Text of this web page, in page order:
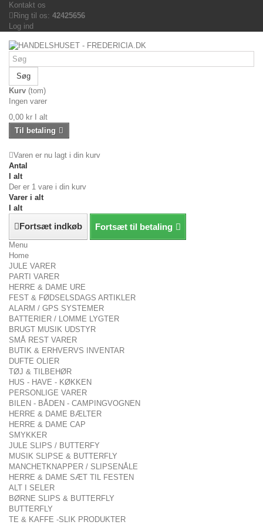
Kontakt os
Ring til os: 42425656
Log ind
Søg
Kurv (tom)
Ingen varer
0,00 kr
I alt
Til betaling
Varen er nu lagt i din kurv
Antal
I alt
Der er 1 vare i din kurv
Varer i alt
I alt
Fortsæt indkøb Fortsæt til betaling
Menu
Home
JULE VARER
PARTI VARER
HERRE & DAME URE
FEST & FØDSELSDAGS ARTIKLER
ALARM / GPS SYSTEMER
BATTERIER / LOMME LYGTER
BRUGT MUSIK UDSTYR
SMÅ REST VARER
BUTIK & ERHVERVS INVENTAR
DUFTE OLIER
TØJ & TILBEHØR
HUS - HAVE - KØKKEN
PERSONLIGE VARER
BILEN - BÅDEN - CAMPINGVOGNEN
HERRE & DAME BÆLTER
HERRE & DAME CAP
SMYKKER
JULE SLIPS / BUTTERFY
MUSIK SLIPSE & BUTTERFLY
MANCHETKNAPPER / SLIPSENÅLE
HERRE & DAME SÆT TIL FESTEN
ALT I SELER
BØRNE SLIPS & BUTTERFLY
BUTTERFLY
TE & KAFFE -SLIK PRODUKTER